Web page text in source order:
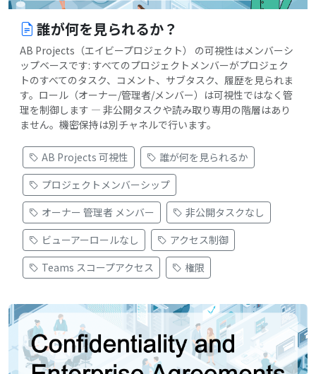
誰が何を見られるか？
AB Projects（エイビープロジェクト） の可視性はメンバーシ
ップベースです: すべてのプロジェクトメンバーがプロジェク
トのすべてのタスク、コメント、サブタスク、履歴を見られま
す。ロール（オーナー/管理者/メンバー）は可視性ではなく管
理を制御します — 非公開タスクや読み取り専用の階層はあり
ません。機密保持は別チャネルで行います。
AB Projects 可視性
誰が何を見られるか
プロジェクトメンバーシップ
オーナー 管理者 メンバー
非公開タスクなし
ビューアーロールなし
アクセス制御
Teams スコープアクセス
権限